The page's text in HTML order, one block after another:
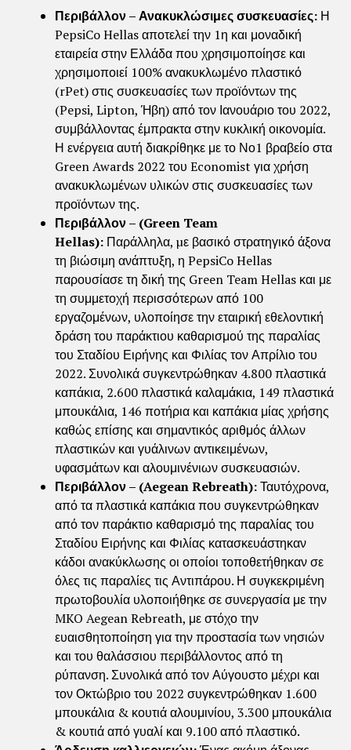
ΕΩ
ES
Στέλλα
Αυγου
στάκη
Publish
01/04/2
023
Περιβάλλον – Ανακυκλώσιμες συσκευασίες: Η
PepsiCo Hellas αποτελεί την 1η και μοναδική
εταιρεία στην Ελλάδα που χρησιμοποίησε και
χρησιμοποιεί 100% ανακυκλωμένο πλαστικό
(rPet) στις συσκευασίες των προϊόντων της
(Pepsi, Lipton, Ήβη) από τον Ιανουάριο του 2022,
συμβάλλοντας έμπρακτα στην κυκλική οικονομία.
Η ενέργεια αυτή διακρίθηκε με το Νο1 βραβείο στα
Green Awards 2022 του Economist για χρήση
ανακυκλωμένων υλικών στις συσκευασίες των
προϊόντων της.
Περιβάλλον – (Green Team
Hellas): Παράλληλα, µε βασικό στρατηγικό άξονα
τη βιώσιμη ανάπτυξη, η PepsiCo Hellas
παρουσίασε τη δική της Green Team Hellas και με
τη συμμετοχή περισσότερων από 100
εργαζομένων, υλοποίησε την εταιρική εθελοντική
δράση του παράκτιου καθαρισμού της παραλίας
του Σταδίου Ειρήνης και Φιλίας τον Απρίλιο του
2022. Συνολικά συγκεντρώθηκαν 4.800 πλαστικά
καπάκια, 2.600 πλαστικά καλαμάκια, 149 πλαστικά
μπουκάλια, 146 ποτήρια και καπάκια μίας χρήσης
καθώς επίσης και σημαντικός αριθμός άλλων
πλαστικών και γυάλινων αντικειμένων,
υφασμάτων και αλουμινένιων συσκευασιών.
Περιβάλλον – (Aegean Rebreath):Ταυτόχρονα,
από τα πλαστικά καπάκια που συγκεντρώθηκαν
από τον παράκτιο καθαρισμό της παραλίας του
Σταδίου Ειρήνης και Φιλίας κατασκευάστηκαν
κάδοι ανακύκλωσης οι οποίοι τοποθετήθηκαν σε
όλες τις παραλίες τις Αντιπάρου. Η συγκεκριμένη
πρωτοβουλία υλοποιήθηκε σε συνεργασία με την
MKO Aegean Rebreath, με στόχο την
ευαισθητοποίηση για την προστασία των νησιών
και του θαλάσσιου περιβάλλοντος από τη
ρύπανση. Συνολικά από τον Αύγουστο μέχρι και
τον Οκτώβριο του 2022 συγκεντρώθηκαν 1.600
μπουκάλια & κουτιά αλουμινίου, 3.300 μπουκάλια
& κουτιά από γυαλί και 9.100 από πλαστικό.